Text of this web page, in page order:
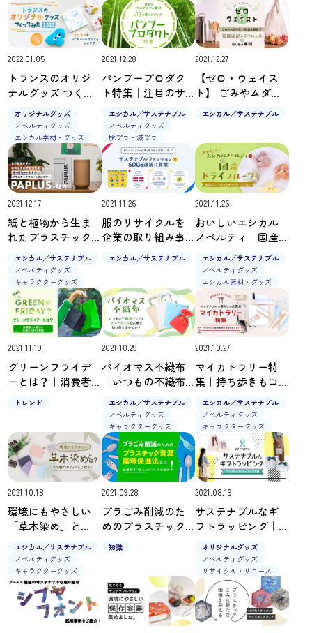
2022.01.05
トランスのオリジ
ナルグッズ つくっ
てみた2022｜エシ
カルなコーポレー
トグッズのアイデ
ア
オリジナルグッズ
ノベルティグッズ
エシカル素材・グッズ
2021.12.28
バンブープロダク
ト特集｜注目のサ
ステナブル素材
「竹」を使ったグ
ッズ
エシカル／サステナブル
ノベルティグッズ
脱プラ・減プラ
2021.12.27
【ゼロ・ウェイス
ト】 ごみやムダの
ない社会を目指
す“容器返却“や”ラ
み事例
エシカル／サステナブル
2021.12.17
紙と植物から生ま
れたプラスチック
フリーなタンブラ
ー『PAPLUS®（パ
プラス）』の魅力
エシカル／サステナブル
ノベルティグッズ
キャラクターグッズ
2021.11.26
服のリサイクルを
企業の取り組み事
例から学ぶ！
サステナブルファ
成に貢献
エシカル／サステナブル
2021.11.26
おいしいエシカル
ノベルティ 国産
ドライフルーツ
エシカル／サステナブル
ノベルティグッズ
エシカル素材・グッズ
2021.11.19
グリーンフライデ
ーとは？｜消費者
SDGs事例
トレンド
2021.10.29
バイオマス不織布
｜いつもの不織布
バッグをサステナ
ブルな生地に切り
替えませんか？
エシカル／サステナブル
ノベルティグッズ
キャラクターグッズ
2021.10.27
マイカトラリー特
集｜持ち歩きもコ
ンパクト！サステ
ナブルな暮らしの
必需品
エシカル／サステナブル
ノベルティグッズ
キャラクターグッズ
2021.10.18
環境にもやさしい
「草木染め」と
は？ その方法やグ
ッズもご紹介！
エシカル／サステナブル
ノベルティグッズ
キャラクターグッズ
2021.09.28
プラごみ削減のた
めのプラスチック
資源循環促進法と
は｜企業がすべき
介
知識
2021.08.19
サステナブルなギ
フトラッピング｜
TRANSオリジナル
グッズ企画
オリジナルグッズ
ノベルティグッズ
リサイクル・リユース